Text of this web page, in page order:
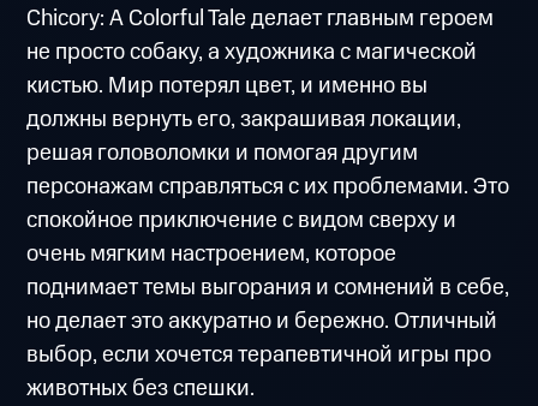
Chicory: A Colorful Tale делает главным героем
не просто собаку, а художника с магической
кистью. Мир потерял цвет, и именно вы
должны вернуть его, закрашивая локации,
решая головоломки и помогая другим
персонажам справляться с их проблемами. Это
спокойное приключение с видом сверху и
очень мягким настроением, которое
поднимает темы выгорания и сомнений в себе,
но делает это аккуратно и бережно. Отличный
выбор, если хочется терапевтичной игры про
животных без спешки.